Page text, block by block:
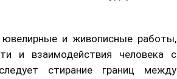
и живописные работы,
и взаимодействия человека с
стирание границ между